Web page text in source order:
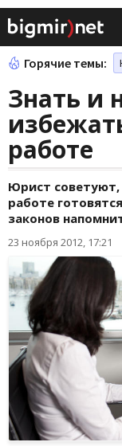
Горячие темы:
Знать и
работе
Юрист советуют,
работе
законов
23 ноября 2012, 17:21